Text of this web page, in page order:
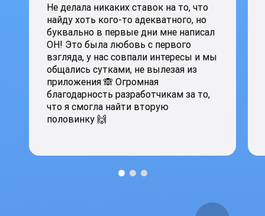
Не делала никаких ставок на то, что
найду хоть кого-то адекватного, но
буквально в первые дни мне написал
ОН! Это была любовь с первого
взгляда, у нас совпали интересы и мы
общались сутками, не вылезая из
приложения 🙈 Огромная
благодарность разработчикам за то,
что я смогла найти вторую
половинку 🙌